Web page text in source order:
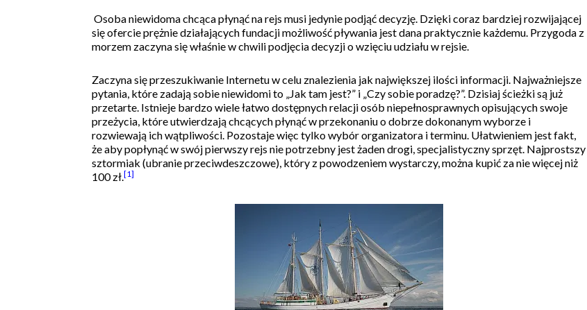
Osoba niewidoma chcąca płynąć na rejs musi jedynie podjąć decyzję. Dzięki coraz bardziej rozwijającej
się ofercie prężnie działających fundacji możliwość pływania jest dana praktycznie każdemu. Przygoda z
morzem zaczyna się właśnie w chwili podjęcia decyzji o wzięciu udziału w rejsie.
Zaczyna się przeszukiwanie Internetu w celu znalezienia jak największej ilości informacji. Najważniejsze
pytania, które zadają sobie niewidomi to „Jak tam jest?” i „Czy sobie poradzę?”. Dzisiaj ścieżki są już
przetarte. Istnieje bardzo wiele łatwo dostępnych relacji osób niepełnosprawnych opisujących swoje
przeżycia, które utwierdzają chcących płynąć w przekonaniu o dobrze dokonanym wyborze i
rozwiewają ich wątpliwości. Pozostaje więc tylko wybór organizatora i terminu. Ułatwieniem jest fakt,
że aby popłynąć w swój pierwszy rejs nie potrzebny jest żaden drogi, specjalistyczny sprzęt. Najprostszy
sztormiak (ubranie przeciwdeszczowe), który z powodzeniem wystarczy, można kupić za nie więcej niż
100 zł.[1]